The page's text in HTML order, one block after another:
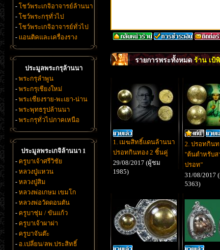
- โชว์พระเกจิอาจารย์ล้านนา
- โชว์พระกรุทั่วไป
- โชว์พระเกจิอาจารย์ทั่วไป
- แอนติคและเครื่องราง
ประมูลพระกรุล้านนา
- พระกรุลำพูน
- พระกรุเชียงใหม่
- พระเชียงราย-พะเยา-น่าน
- พระพุทธรูปล้านนา
- พระกรุทั่วไปภาคเหนือ
ประมูลพระเกจิล้านนา 1
- ครูบาเจ้าศรีวิชัย
- หลวงปู่แหวน
- หลวงปู่สิม
- หลวงพ่อเกษม เขมโก
- หลวงพ่อวัดดอนตัน
- ครูบาชุ่ม / ขันแก้ว
- ครูบาเจ้าผาผ่า
- ครูบาจันต๊ะ
- อ.เปลี่ยน/ลพ.ประสิทธิ์
รายการพระทั้งหมดร้าน เป้
1. เมฆสิทธิ์แดนล้านนา
ปรอทกินทอง 2 ชิ้นคู่
29/08/2017 (ผู้ชม
1985)
2. ปรอทกิน
"ต้นตำหรับส
ปรอท"
31/08/2017
5363)